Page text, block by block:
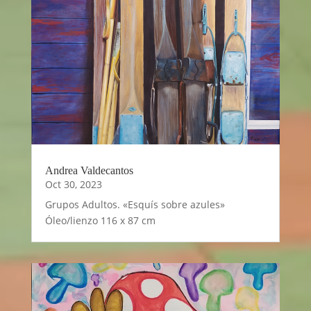
Andrea Valdecantos
Oct 30, 2023
Grupos Adultos. «Esquís sobre azules»
Óleo/lienzo 116 x 87 cm